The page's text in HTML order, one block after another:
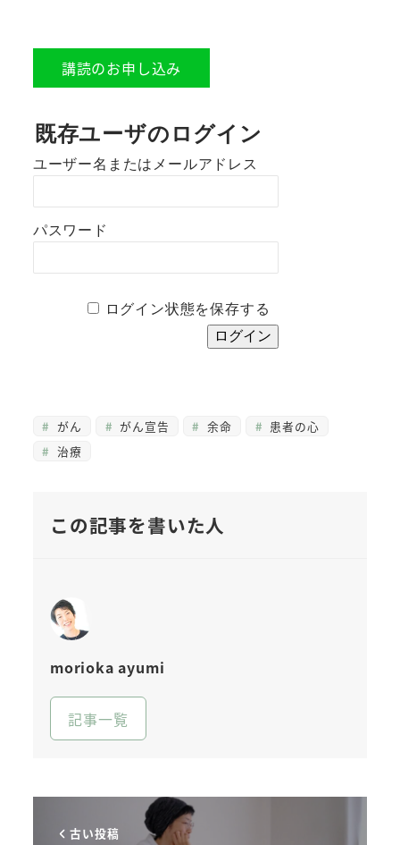
講読のお申し込み
既存ユーザのログイン
ユーザー名またはメールアドレス
パスワード
ログイン状態を保存する
がん がん宣告 余命
患者の心
治療
この記事を書いた人
morioka ayumi
記事一覧
古い投稿